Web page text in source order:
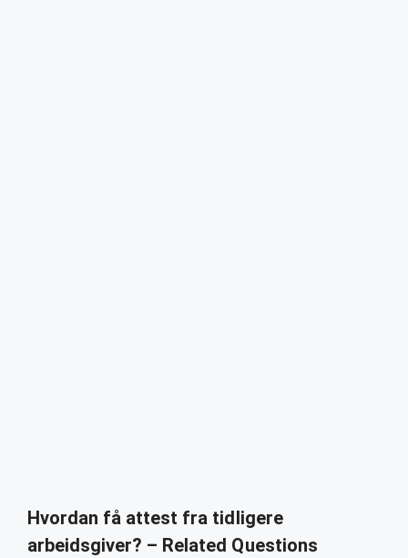
Hvordan få attest fra tidligere
arbeidsgiver? – Related Questions